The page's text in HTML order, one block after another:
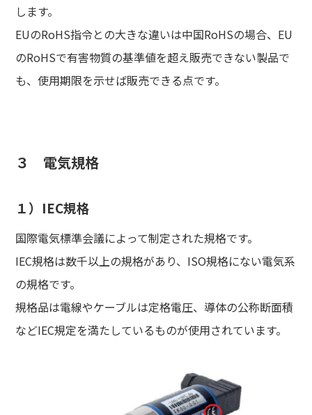
します。
EUのRoHS指令との大きな違いは中国RoHSの場合、EU
のRoHSで有害物質の基準値を超え販売できない製品で
も、使用期限を示せば販売できる点です。
３ 電気規格
１）IEC規格
国際電気標準会議によって制定された規格です。
IEC規格は数千以上の規格があり、ISO規格にない電気系
の規格です。
規格品は電線やケーブルは定格電圧、導体の公称断面積
などIEC規定を満たしているものが使用されています。